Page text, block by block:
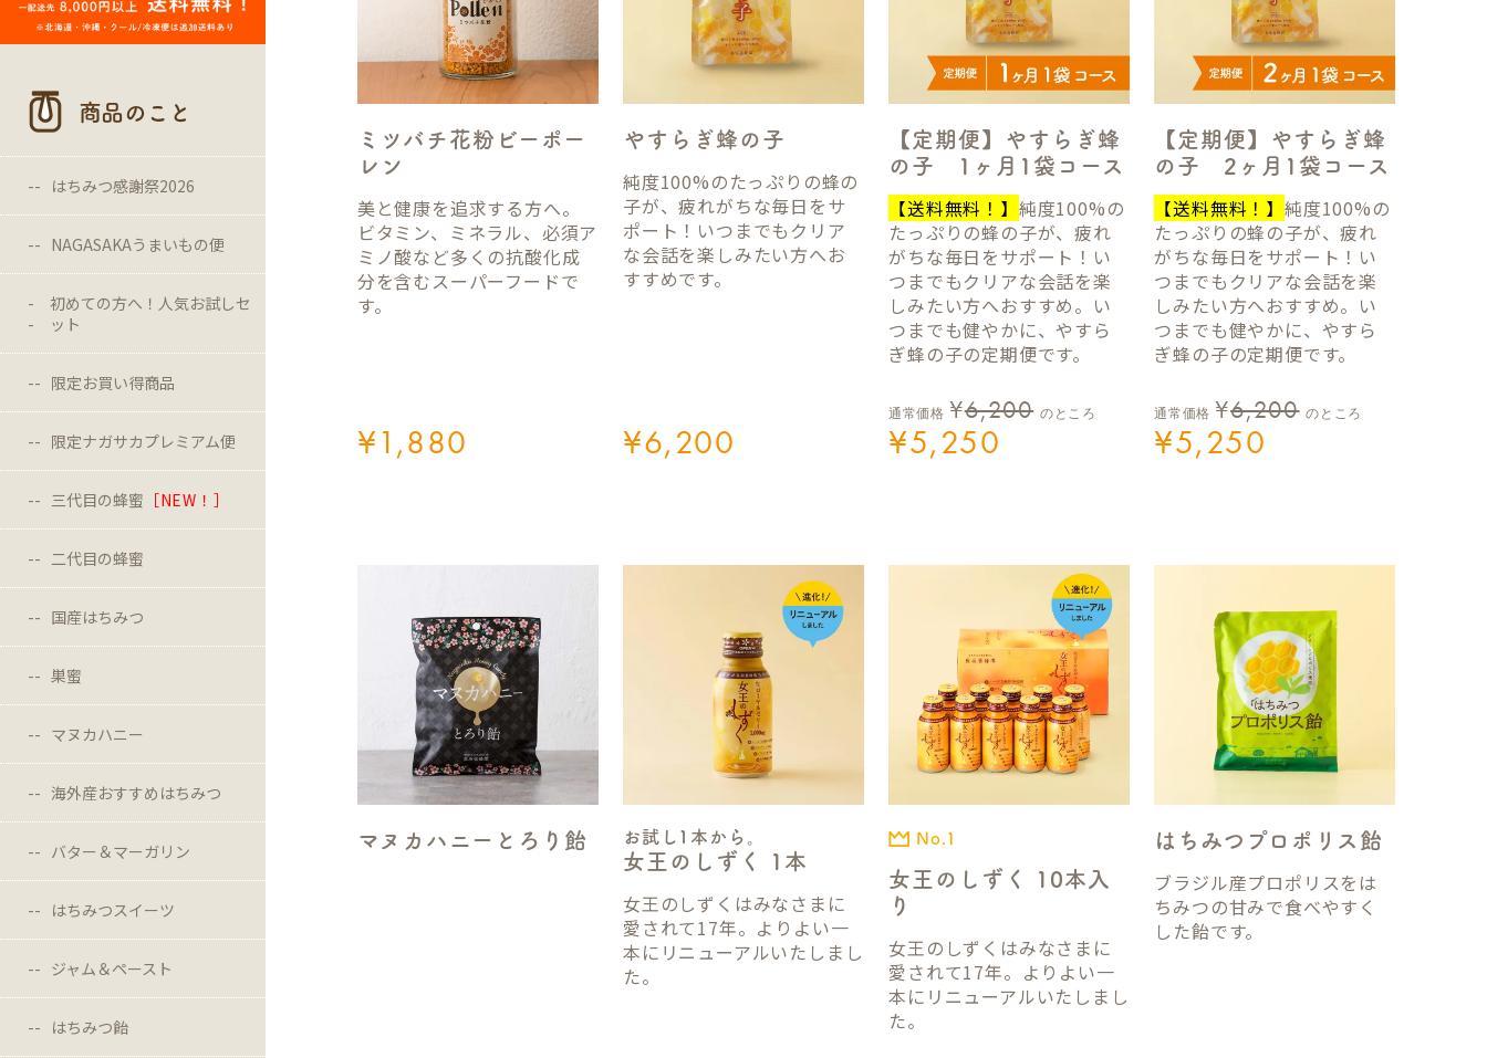
商品のこと
はちみつ感謝祭2026
NAGASAKAうまいもの便
初めての方へ！人気お試しセ
ット
限定お買い得商品
限定ナガサカプレミアム便
三代目の蜂蜜 ［NEW！］
二代目の蜂蜜
国産はちみつ
巣蜜
マヌカハニー
海外産おすすめはちみつ
バター＆マーガリン
はちみつスイーツ
ジャム＆ペースト
はちみつ飴
ミツバチ花粉ビーポー
レン
美と健康を追求する方へ。
ビタミン、ミネラル、必須ア
ミノ酸など多くの抗酸化成
分を含むスーパーフードで
す。
¥1,880
やすらぎ蜂の子
純度100%のたっぷりの蜂の
子が、疲れがちな毎日をサ
ポート！いつまでもクリア
な会話を楽しみたい方へお
すすめです。
¥6,200
【定期便】やすらぎ蜂
の子 1ヶ月1袋コース
【送料無料！】 純度100%の
たっぷりの蜂の子が、疲れ
がちな毎日をサポート！い
つまでもクリアな会話を楽
しみたい方へおすすめ。い
つまでも健やかに、やすら
ぎ蜂の子の定期便です。
通常価格 ¥6,200 のところ
¥5,250
【定期便】やすらぎ蜂
の子 2ヶ月1袋コース
【送料無料！】純度100%の
たっぷりの蜂の子が、疲れ
がちな毎日をサポート！い
つまでもクリアな会話を楽
しみたい方へおすすめ。い
つまでも健やかに、やすら
ぎ蜂の子の定期便です。
通常価格 ¥6,200 のところ
¥5,250
マヌカハニーとろり飴 お試し1本から。
女王のしずく 1本
女王のしずくはみなさまに
愛されて17年。よりよい一
本にリニューアルいたしまし
た。
No.1
女王のしずく 10本入
り
女王のしずくはみなさまに
愛されて17年。よりよい一
本にリニューアルいたしまし
た。
はちみつプロポリス飴
ブラジル産プロポリスをは
ちみつの甘みで食べやすく
した飴です。